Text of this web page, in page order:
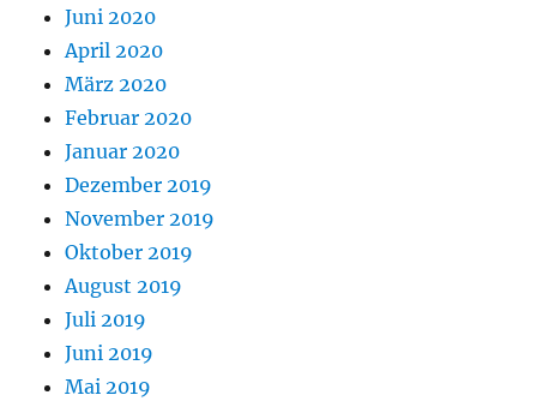
Juni 2020
April 2020
März 2020
Februar 2020
Januar 2020
Dezember 2019
November 2019
Oktober 2019
August 2019
Juli 2019
Juni 2019
Mai 2019